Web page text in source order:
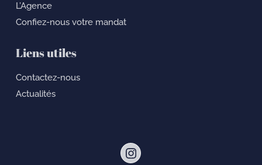
L’Agence
Confiez-nous votre mandat
Liens utiles
Contactez-nous
Actualités